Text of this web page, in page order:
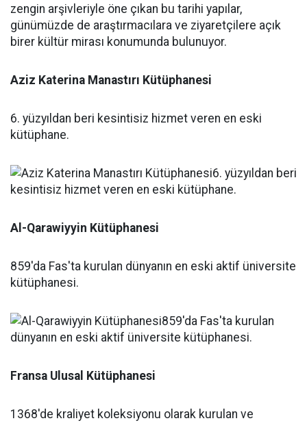
Aziz Katerina Manastırı Kütüphanesi
6. yüzyıldan beri kesintisiz hizmet veren en eski
kütüphane.
Al-Qarawiyyin Kütüphanesi
859'da Fas'ta kurulan dünyanın en eski aktif üniversite
kütüphanesi.
Fransa Ulusal Kütüphanesi
1368'de kraliyet koleksiyonu olarak kurulan ve